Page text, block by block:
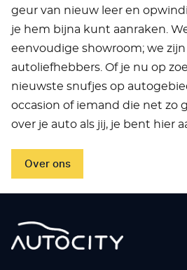
geur van nieuw leer en
je hem bijna kunt aanraken.
eenvoudige showroom; we
autoliefhebbers. Of je nu op
nieuwste snufjes op
occasion of iemand die net zo
over je auto als jij, je bent hier
Over ons